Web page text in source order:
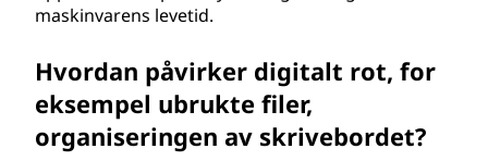
maskinvarens levetid.
Hvordan påvirker digitalt rot, for
eksempel ubrukte filer,
organiseringen av skrivebordet?